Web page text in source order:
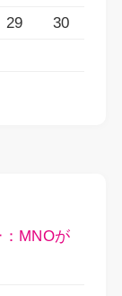
29
30
MNOが